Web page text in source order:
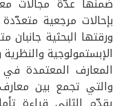
ضمنها عدّة مجالات
بإحالات مرجعية
ورقتها البحثية جانبان
الإبستمولوجية
المعارف المعتمدة في
والتي تجمع بين معارف